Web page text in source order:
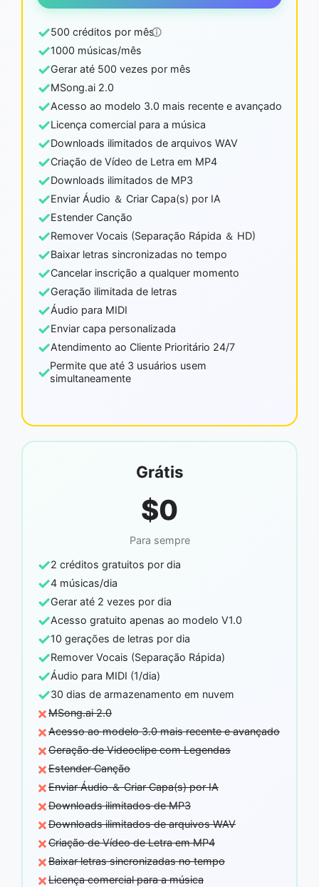
✓500 créditos por mês
✓1000 músicas/mês
✓Gerar até 500 vezes por mês
✓MSong.ai 2.0
✓Acesso ao modelo 3.0 mais recente e avançado
✓Licença comercial para a música
✓Downloads ilimitados de arquivos WAV
✓Criação de Vídeo de Letra em MP4
✓Downloads ilimitados de MP3
✓Enviar Áudio ＆ Criar Capa(s) por IA
✓Estender Canção
✓Remover Vocais (Separação Rápida ＆ HD)
✓Baixar letras sincronizadas no tempo
✓Cancelar inscrição a qualquer momento
✓Geração ilimitada de letras
✓Áudio para MIDI
✓Enviar capa personalizada
✓Atendimento ao Cliente Prioritário 24/7
✓Permite que até 3 usuários usem
simultaneamente
Grátis
$0
Para sempre
✓2 créditos gratuitos por dia
✓4 músicas/dia
✓Gerar até 2 vezes por dia
✓Acesso gratuito apenas ao modelo V1.0
✓10 gerações de letras por dia
✓Remover Vocais (Separação Rápida)
✓Áudio para MIDI (1/dia)
✓30 dias de armazenamento em nuvem
×MSong.ai 2.0
×Acesso ao modelo 3.0 mais recente e avançado
×Geração de Videoclipe com Legendas
×Estender Canção
×Enviar Áudio ＆ Criar Capa(s) por IA
×Downloads ilimitados de MP3
×Downloads ilimitados de arquivos WAV
×Criação de Vídeo de Letra em MP4
×Baixar letras sincronizadas no tempo
×Licença comercial para a música